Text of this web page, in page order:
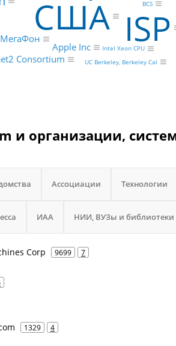
США ISP
МегаФон
Apple Inc
Consortium
BCS
Intel Xeon CPU
UC Berkeley, Berkeley Cal
и организации,
Ассоциации Технологии
ИАА НИИ, ВУЗы и библиотеки
Corp 9699 7
1329 4